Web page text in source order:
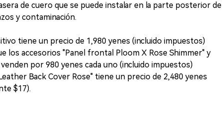
de cuero que se puede instalar en la parte posterior del
y contaminación.
tiene un precio de 1,980 yenes (incluido impuestos)
los accesorios "Panel frontal Ploom X Rose Shimmer" y
por 980 yenes cada uno (incluido impuestos)
Back Cover Rose" tiene un precio de 2,480 yenes
$17).